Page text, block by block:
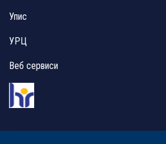
Упис
УРЦ
Веб сервиси